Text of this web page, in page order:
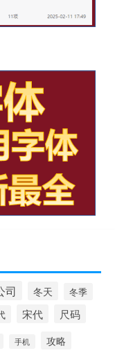
司 冬天 冬季
宋代 尺码
手机 攻略